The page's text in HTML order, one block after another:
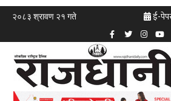
२०८३ श्रावण २१ गते ई-